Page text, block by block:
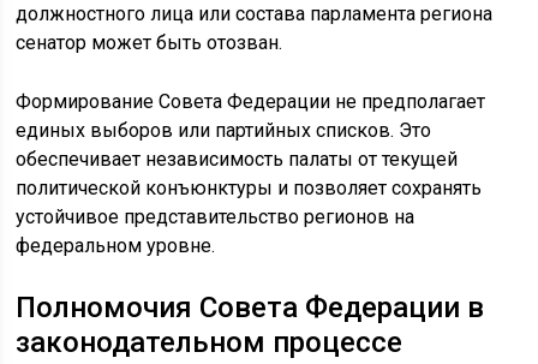
должностного лица или состава парламента региона
сенатор может быть отозван.
Формирование Совета Федерации не предполагает
единых выборов или партийных списков. Это
обеспечивает независимость палаты от текущей
политической конъюнктуры и позволяет сохранять
устойчивое представительство регионов на
федеральном уровне.
Полномочия Совета Федерации в
законодательном процессе